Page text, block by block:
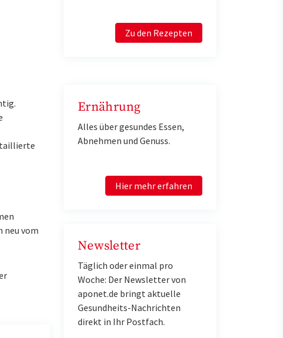
neu vom
Zu den Rezepten
Ernährung
Alles über gesundes Essen,
Abnehmen und Genuss.
Hier mehr erfahren
Newsletter
Täglich oder einmal pro
Woche: Der Newsletter von
aponet.de bringt aktuelle
Gesundheits-Nachrichten
direkt in Ihr Postfach.